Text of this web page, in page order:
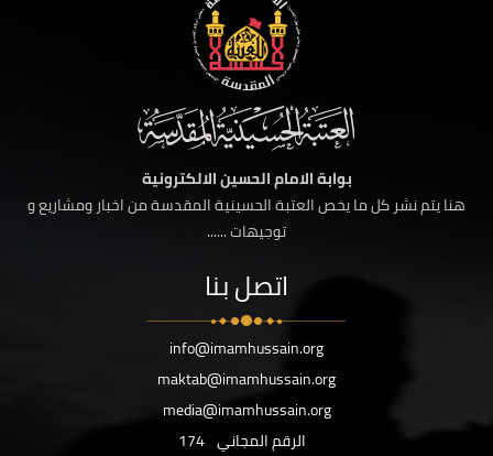
بوابة الامام الحسين الالكترونية
هنا يتم نشر كل ما يخص العتبة الحسينية المقدسة من اخبار ومشاريع و
توجيهات ......
اتصل بنا
info@imamhussain.org
maktab@imamhussain.org
media@imamhussain.org
الرقم المجاني 174